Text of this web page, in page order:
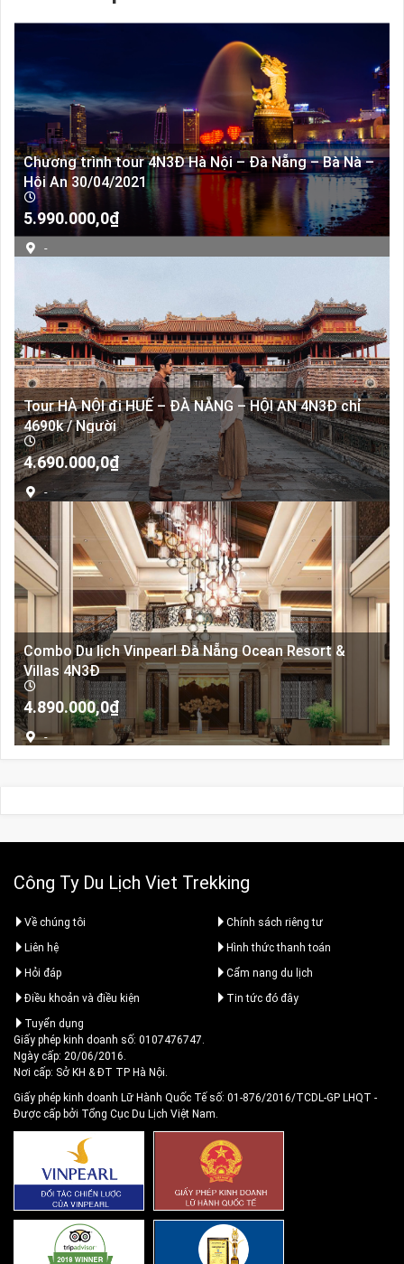
Chương trình tour 4N3Đ Hà Nội – Đà Nẵng – Bà Nà –
Hội An 30/04/2021
5.990.000,0₫
-
Tour HÀ NỘI đi HUẾ – ĐÀ NẴNG – HỘI AN 4N3Đ chỉ
4690k / Người
4.690.000,0₫
-
Combo Du lịch Vinpearl Đà Nẵng Ocean Resort &
Villas 4N3Đ
4.890.000,0₫
-
Công Ty Du Lịch Viet Trekking
Về chúng tôi
Chính sách riêng tư
Liên hệ
Hình thức thanh toán
Hỏi đáp
Cẩm nang du lịch
Điều khoản và điều kiện
Tin tức đó đây
Tuyển dụng
Giấy phép kinh doanh số: 0107476747.
Ngày cấp: 20/06/2016.
Nơi cấp: Sở KH & ĐT TP Hà Nội.
Giấy phép kinh doanh Lữ Hành Quốc Tế số: 01-876/2016/TCDL-GP LHQT -
Được cấp bởi Tổng Cục Du Lịch Việt Nam.